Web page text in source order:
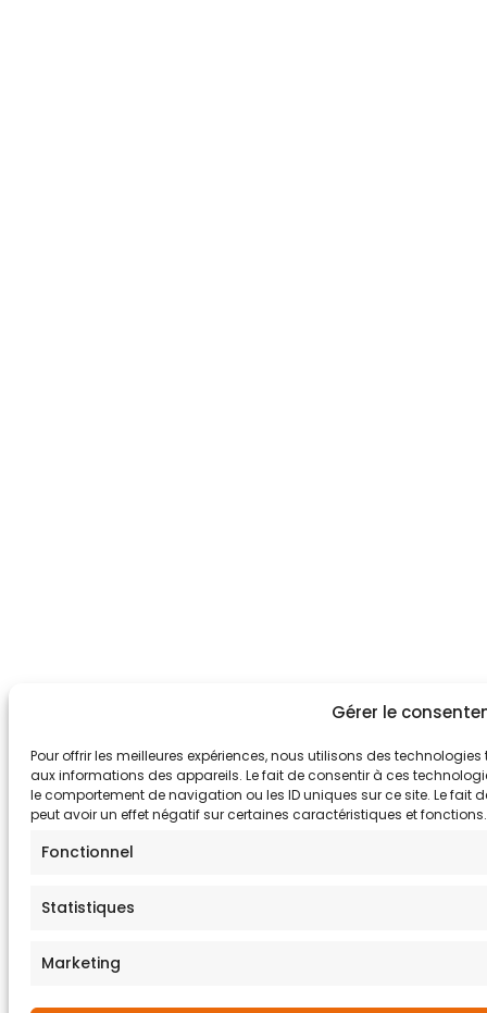
Gérer le
Pour offrir les meilleures expériences, nous utilisons des
aux informations des appareils. Le fait de consentir à ces
le comportement de navigation ou les ID uniques sur ce site. Le fait
peut avoir un effet négatif sur certaines caractéristiques et fonctions.
Fonctionnel
Statistiques
Marketing